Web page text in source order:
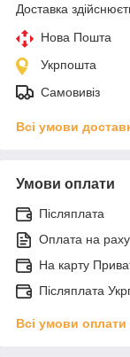
Доставка
Нова Пошта
Укрпошта
Самовивіз
Всі умови
Умови оплати
Післяплата
Оплата на
На карту
Післяплата
Всі умови оплати